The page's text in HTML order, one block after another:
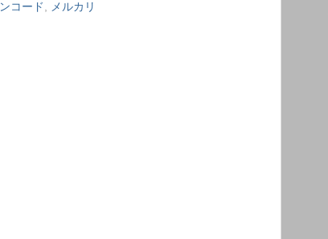
コード , メルカリ